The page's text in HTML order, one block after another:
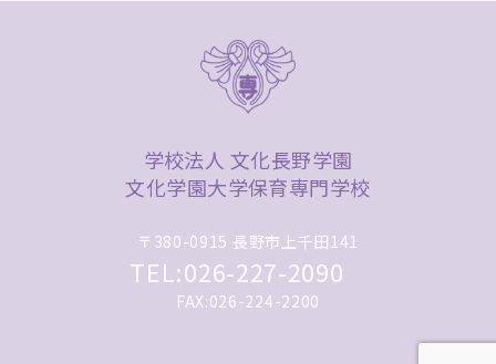
学校法人 文化長野学園
文化学園大学保育専門学校
〒380-0915 長野市上千田141
TEL:026-227-2090
FAX:026-224-2200